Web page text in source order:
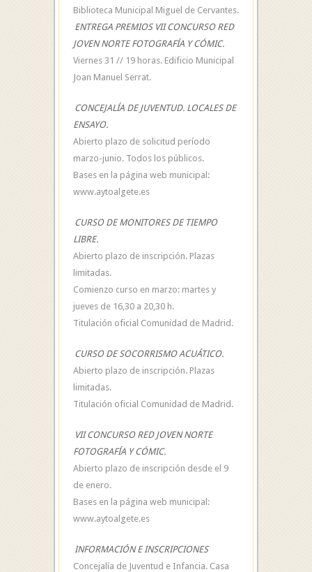
Biblioteca Municipal Miguel de Cervantes.
ENTREGA PREMIOS VII CONCURSO RED
JOVEN NORTE FOTOGRAFÍA Y CÓMIC.
Viernes 31 // 19 horas. Edificio Municipal
Joan Manuel Serrat.
CONCEJALÍA DE JUVENTUD. LOCALES DE
ENSAYO.
Abierto plazo de solicitud período
marzo-junio. Todos los públicos.
Bases en la página web municipal:
www.aytoalgete.es
CURSO DE MONITORES DE TIEMPO
LIBRE.
Abierto plazo de inscripción. Plazas
limitadas.
Comienzo curso en marzo: martes y
jueves de 16,30 a 20,30 h.
Titulación oficial Comunidad de Madrid.
CURSO DE SOCORRISMO ACUÁTICO.
Abierto plazo de inscripción. Plazas
limitadas.
Titulación oficial Comunidad de Madrid.
VII CONCURSO RED JOVEN NORTE
FOTOGRAFÍA Y CÓMIC.
Abierto plazo de inscripción desde el 9
de enero.
Bases en la página web municipal:
www.aytoalgete.es
INFORMACIÓN E INSCRIPCIONES
Concejalía de Juventud e Infancia. Casa